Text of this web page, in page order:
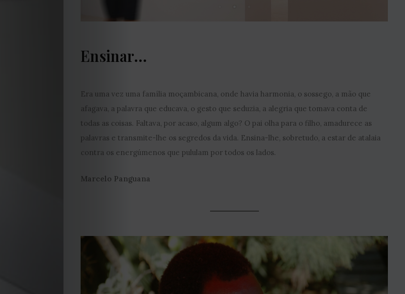
Ensinar…
Era uma vez uma família moçambicana, onde havia harmonia, o sossego, a mão que
afagava, a palavra que educava, o gesto que seduzia, a alegria que tomava conta de
todas as coisas. Faltava, por acaso, algum algo? O pai olha para o filho, amadurece as
palavras e transmite-lhe os segredos da vida. Ensina-lhe, sobretudo, a estar de atalaia
contra os energúmenos que pululam por todos os lados.
Marcelo Panguana